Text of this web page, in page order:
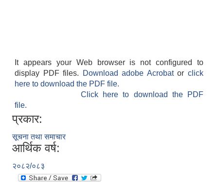
It appears your Web browser is not configured to
display PDF files.
Download adobe Acrobatorclick
here to download the PDF file.
Click here to download the PDF
file.
प्रकार:
सूचना तथा समाचार
आर्थिक वर्ष:
२०८२/०८३